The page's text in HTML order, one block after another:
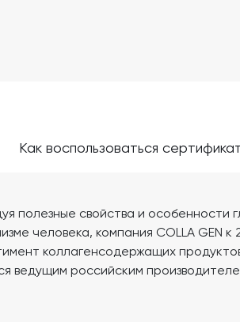
Как воспользоваться
полезные свойства и особенности
человека, компания COLLA GEN
коллагенсодержащих
ведущим российским